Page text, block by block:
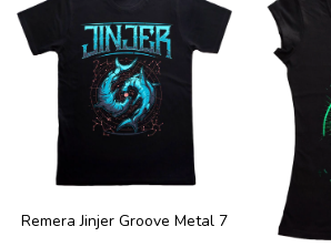
Remera Jinjer Groove Metal 7